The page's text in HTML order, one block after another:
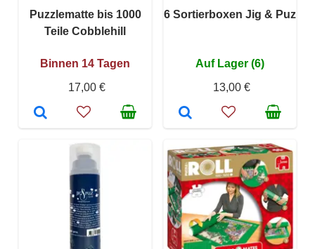
Puzzlematte bis 1000
Teile Cobblehill
Binnen 14 Tagen
17,00 €
6 Sortierboxen Jig & Puz
Auf Lager (6)
13,00 €